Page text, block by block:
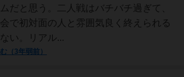
だと思う。二人戦はバチバチ過ぎて、
で初対面の人と雰囲気良く終えられる
い。リアル...
（3年弱前）